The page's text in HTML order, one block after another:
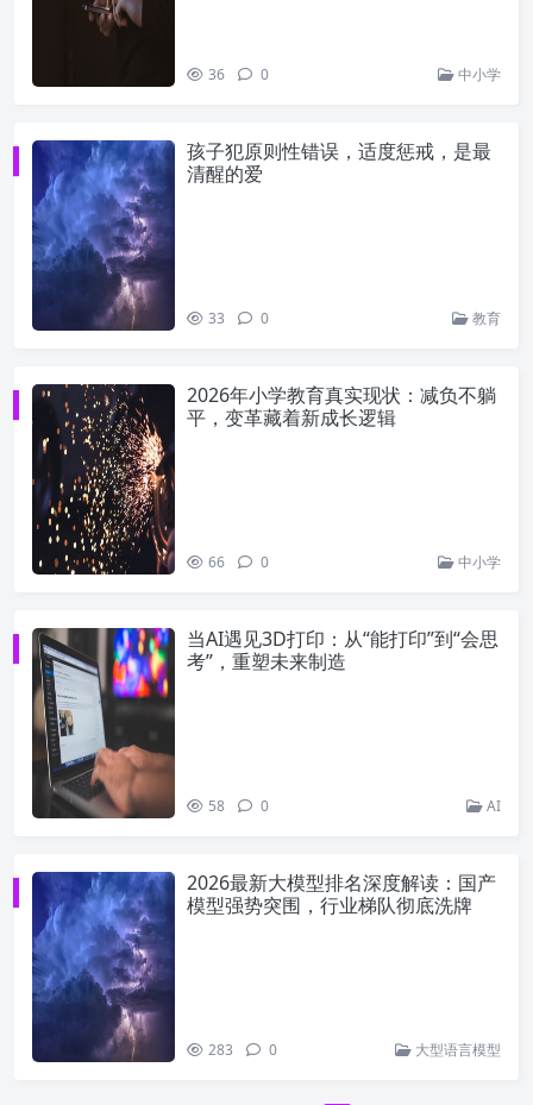
36 0 中小学
孩子犯原则性错误，适度惩戒，是最
清醒的爱
33 0 教育
2026年小学教育真实现状：减负不躺
平，变革藏着新成长逻辑
66 0 中小学
当AI遇见3D打印：从“能打印”到“会思
考”，重塑未来制造
58 0 AI
2026最新大模型排名深度解读：国产
模型强势突围，行业梯队彻底洗牌
283 0 大型语言模型